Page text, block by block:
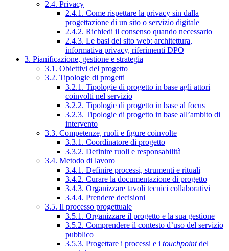
2.4. Privacy
2.4.1. Come rispettare la privacy sin dalla
progettazione di un sito o servizio digitale
2.4.2. Richiedi il consenso quando necessario
2.4.3. Le basi del sito web: architettura,
informativa privacy, riferimenti DPO
3. Pianificazione, gestione e strategia
3.1. Obiettivi del progetto
3.2. Tipologie di progetti
3.2.1. Tipologie di progetto in base agli attori
coinvolti nel servizio
3.2.2. Tipologie di progetto in base al focus
3.2.3. Tipologie di progetto in base all’ambito di
intervento
3.3. Competenze, ruoli e figure coinvolte
3.3.1. Coordinatore di progetto
3.3.2. Definire ruoli e responsabilità
3.4. Metodo di lavoro
3.4.1. Definire processi, strumenti e rituali
3.4.2. Curare la documentazione di progetto
3.4.3. Organizzare tavoli tecnici collaborativi
3.4.4. Prendere decisioni
3.5. Il processo progettuale
3.5.1. Organizzare il progetto e la sua gestione
3.5.2. Comprendere il contesto d’uso del servizio
pubblico
3.5.3. Progettare i processi e i touchpointdel